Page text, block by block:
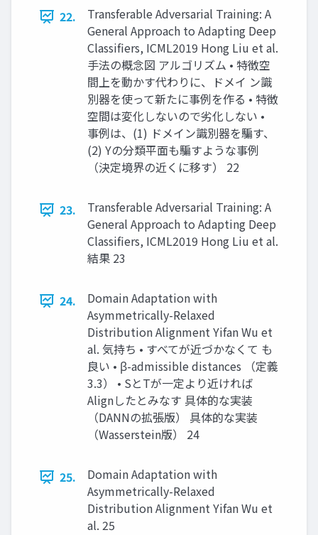
22.
Transferable Adversarial Training: A
General Approach to Adapting Deep
Classifiers, ICML2019 Hong Liu et al.
手法の概念図 アルゴリズム • 特徴空
間上を動かす代わりに、ドメイ ン識
別器を使って新たに事例を作る • 特徴
空間は変化しないので劣化しない •
事例は、(1) ドメイン識別器を騙す、
(2) Yの分類平面も騙すような事例
（決定境界の近くに移す） 22
23.
Transferable Adversarial Training: A
General Approach to Adapting Deep
Classifiers, ICML2019 Hong Liu et al.
結果 23
24.
Domain Adaptation with
Asymmetrically-Relaxed
Distribution Alignment Yifan Wu et
al. 気持ち • すべてが近づかなくて も
良い • β-admissible distances （定義
3.3） • SとTが一定より近ければ
Alignしたとみなす 具体的な実装
（DANNの拡張版） 具体的な実装
（Wasserstein版） 24
25.
Domain Adaptation with
Asymmetrically-Relaxed
Distribution Alignment Yifan Wu et
al. 25